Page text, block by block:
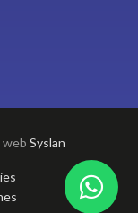
web Syslan